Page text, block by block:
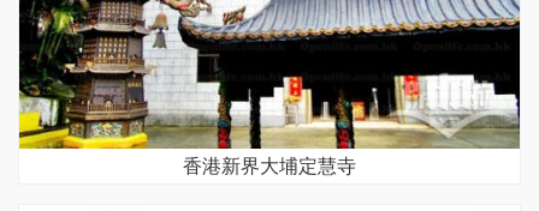
香港新界大埔定慧寺